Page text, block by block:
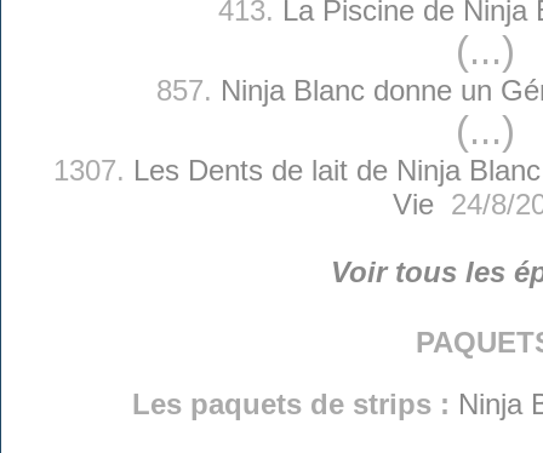
413. La Piscine de Ninja
(...)
857. Ninja Blanc donne un
(...)
1307. Les Dents de lait de Ninja
Vie24/8/
Voir tous les
Les paquets de strips : Ninja